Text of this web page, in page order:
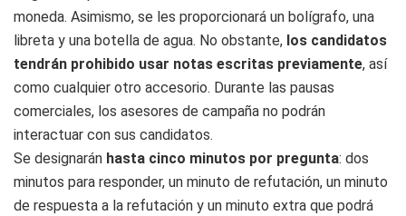
moneda. Asimismo, se les proporcionará un bolígrafo, una
libreta y una botella de agua. No obstante, los candidatos
tendrán prohibido usar notas escritas previamente, así
como cualquier otro accesorio. Durante las pausas
comerciales, los asesores de campaña no podrán
interactuar con sus candidatos.
Se designarán hasta cinco minutos por pregunta: dos
minutos para responder, un minuto de refutación, un minuto
de respuesta a la refutación y un minuto extra que podrá